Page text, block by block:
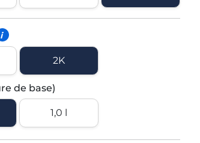
i
2K
de base)
1,0 l